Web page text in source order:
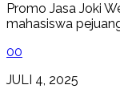
Promo Jasa Joki
mahasiswa
00
JULI 4, 2025